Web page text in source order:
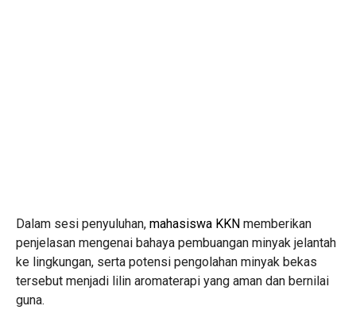
Dalam sesi penyuluhan, mahasiswa KKN memberikan
penjelasan mengenai bahaya pembuangan minyak jelantah
ke lingkungan, serta potensi pengolahan minyak bekas
tersebut menjadi lilin aromaterapi yang aman dan bernilai
guna.